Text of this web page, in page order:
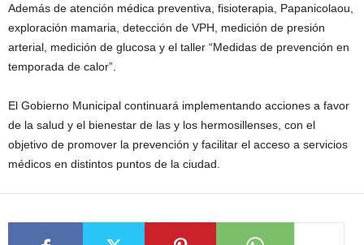
Además de atención médica preventiva, fisioterapia, Papanicolaou,
exploración mamaria, detección de VPH, medición de presión
arterial, medición de glucosa y el taller “Medidas de prevención en
temporada de calor”.
El Gobierno Municipal continuará implementando acciones a favor
de la salud y el bienestar de las y los hermosillenses, con el
objetivo de promover la prevención y facilitar el acceso a servicios
médicos en distintos puntos de la ciudad.